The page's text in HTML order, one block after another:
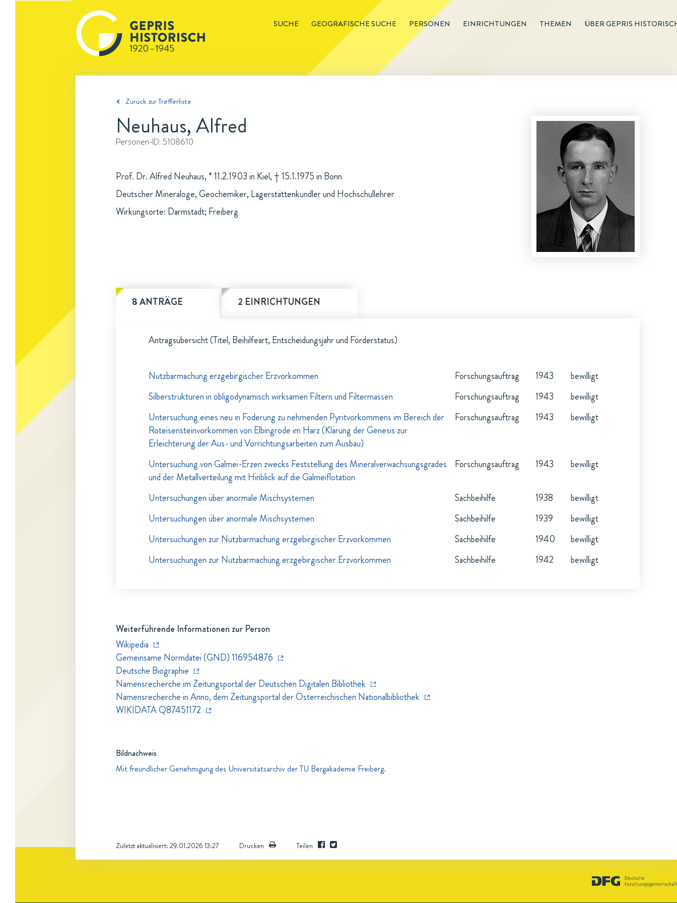
SUCHE GEOGRAFISCHE SUCHE PERSONEN EINRICHTUNGEN THEMEN ÜBER GEPRIS
Zurück zur Trefferliste
Neuhaus, Alfred
Personen-ID: 5108610
Prof. Dr. Alfred Neuhaus, * 11.2.1903 in Kiel, † 15.1.1975 in Bonn
Deutscher Mineraloge, Geochemiker, Lagerstättenkundler und Hochschullehrer
Wirkungsorte: Darmstadt; Freiberg
8 ANTRÄGE 2 EINRICHTUNGEN
Antragsübersicht (Titel, Beihilfeart, Entscheidungsjahr und Förderstatus)
Nutzbarmachung erzgebirgischer Erzvorkommen Forschungsauftrag 1943
bewilligt
Silberstrukturen in obligodynamisch wirksamen Filtern und Filtermassen
Forschungsauftrag 1943
bewilligt
Untersuchung eines neu in Föderung zu nehmenden Pyritvorkommens im Bereich der
Roteisensteinvorkommen von Elbingrode im Harz (Klärung der Genesis zur
Erleichterung der Aus- und Vorrichtungsarbeiten zum Ausbau)
Forschungsauftrag 1943 bewilligt
Untersuchung von Galmei-Erzen zwecks Feststellung des Mineralverwachsungsgrades
und der Metallverteilung mit Hinblick auf die Galmeiflotation
Forschungsauftrag 1943 bewilligt
Untersuchungen über anormale Mischsystemen Sachbeihilfe 1938
bewilligt
Untersuchungen über anormale Mischsystemen
Sachbeihilfe 1939
bewilligt
Untersuchungen zur Nutzbarmachung erzgebirgischer Erzvorkommen
Sachbeihilfe 1940
bewilligt
Untersuchungen zur Nutzbarmachung erzgebirgischer Erzvorkommen
Sachbeihilfe 1942 bewilligt
Weiterführende Informationen zur Person
Wikipedia
Gemeinsame Normdatei (GND) 116954876
Deutsche Biographie
Namensrecherche im Zeitungsportal der Deutschen Digitalen Bibliothek
Namensrecherche in Anno, dem Zeitungsportal der Österreichischen Nationalbibliothek
WIKIDATA Q87451172
Bildnachweis
Mit freundlicher Genehmigung des Universitätsarchiv der TU Bergakademie Freiberg.
Zuletzt aktualisiert: 29.01.2026 13:27 Drucken Teilen